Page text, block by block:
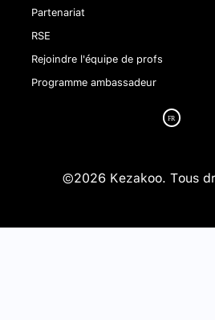
Partenariat
RSE
Rejoindre l'équipe de profs
Programme ambassadeur
©2026 Kezakoo. Tous